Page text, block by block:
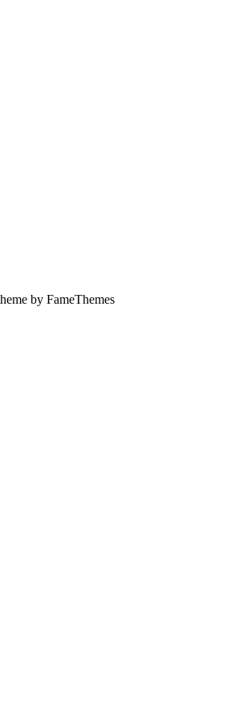
by FameThemes